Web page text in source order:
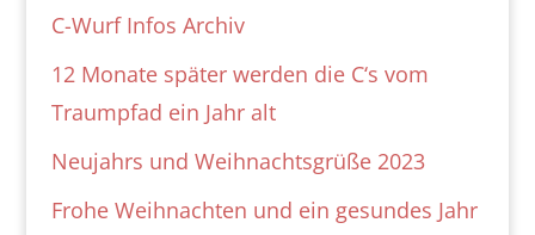
C-Wurf Infos Archiv
12 Monate später werden die C‘s vom
Traumpfad ein Jahr alt
Neujahrs und Weihnachtsgrüße 2023
Frohe Weihnachten und ein gesundes Jahr